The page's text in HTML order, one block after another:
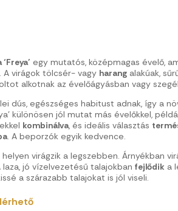
egy mutatós, középmagas évelő,
. A virágok tölcsér- vagy harang alakúak,
alkotnak az évelőágyásban vagy
dús, egészséges habitust adnak, így a
különösen jól mutat más évelőkkel,
kombinálva, és ideális választás
. A beporzók egyik kedvence.
helyen virágzik a legszebben. Árnyékban
laza, jó vízelvezetésű talajokban fejlődik a
a szárazabb talajokat is jól viseli.